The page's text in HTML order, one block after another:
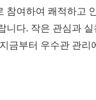
참여하여 쾌적하고
니다. 작은 관심과 실
금부터 우수관 관리